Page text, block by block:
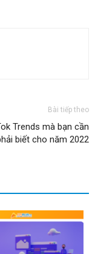
Bài tiếp theo
Trends mà bạn cần
biết cho năm 2022